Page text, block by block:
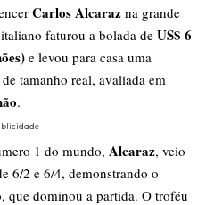
Carlos Alcaraz na grande
faturou a bolada de US$ 6
e levou para casa uma
de tamanho real, avaliada em
.
-
1 do mundo, Alcaraz, veio
6/2 e 6/4, demonstrando o
que dominou a partida. O troféu